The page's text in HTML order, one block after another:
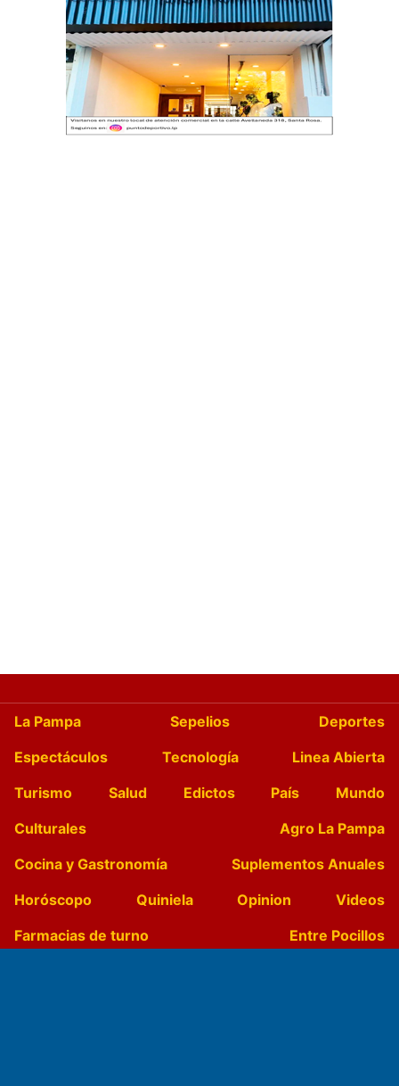
La Pampa Sepelios
Deportes
Espectáculos
Tecnología
Linea Abierta
Turismo
Salud Edictos País
Mundo
Culturales
Agro La Pampa
Cocina y Gastronomía
Suplementos Anuales
Horóscopo
Quiniela Opinion
Videos
Farmacias de turno
Entre Pocillos